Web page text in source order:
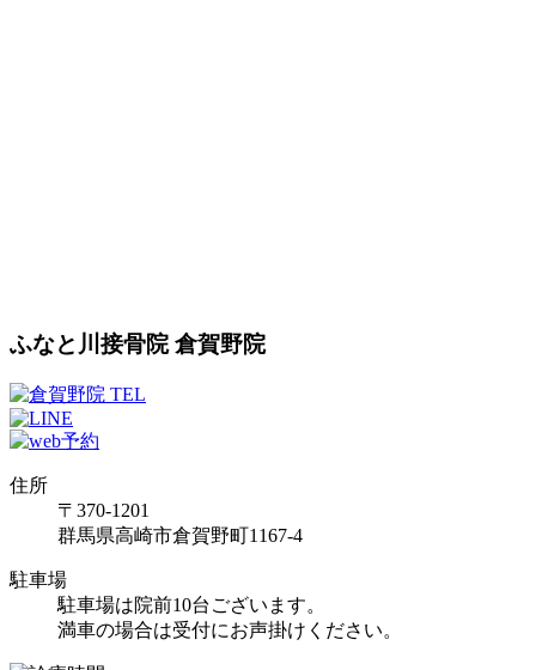
ふなと川接骨院 倉賀野院
住所
〒370-1201
群馬県高崎市倉賀野町1167-4
駐車場
駐車場は院前10台ございます。
満車の場合は受付にお声掛けください。